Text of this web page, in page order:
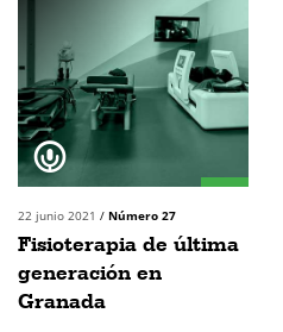
22 junio 2021 / Número 27
Fisioterapia de última
generación en
Granada